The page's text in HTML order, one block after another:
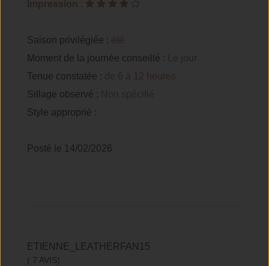
Impression :
Saison privilégiée : été
Moment de la journée conseillé :
Le jour
Tenue constatée : de 6 à 12 heures
Sillage observé : Non spécifié
Style approprié :
Posté le 14/02/2026
ETIENNE_LEATHERFAN15
( 7 AVIS)